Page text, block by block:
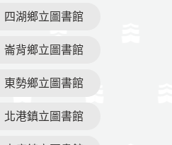
四湖鄉立圖書館
崙背鄉立圖書館
東勢鄉立圖書館
北港鎮立圖書館